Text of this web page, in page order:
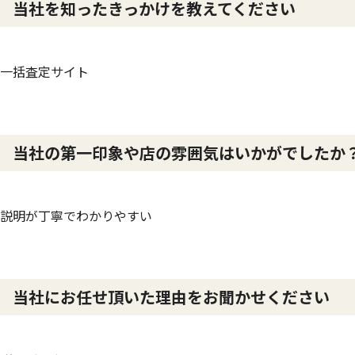
当社を知ったきっかけを教えてください
一括査定サイト
当社の第一印象や店の雰囲気はいかがでしたか
説明が丁寧でわかりやすい
当社にお任せ頂いた理由をお聞かせください